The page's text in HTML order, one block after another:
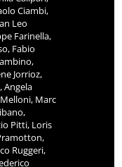
Ciambi,
Leo
Farinella,
Fabio
Jorrioz,
Angela
Marc
Pitti, Loris
Ruggeri,